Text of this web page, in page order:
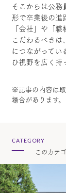
そこからは公務
形で卒業後の進
「会社」や「
こだわるべき
につながってい
ひ視野を広く持
※記事の内容は
場合があります。
CATEGORY
このカテ